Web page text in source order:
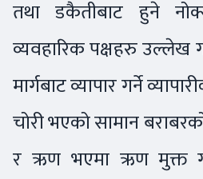
तथा डकैतीबाट हुने
व्यवहारिक पक्षहरु उल्लेख
मार्गबाट व्यापार गर्ने
चोरी भएको सामान
र ऋण भएमा ऋण मुक्त